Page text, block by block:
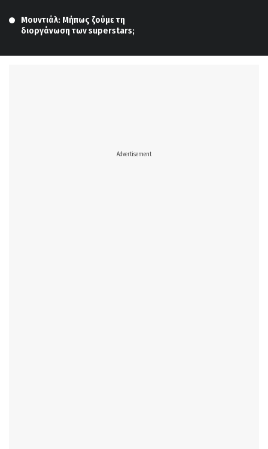
Μουντιάλ: Μήπως ζούμε τη
διοργάνωση των superstars;